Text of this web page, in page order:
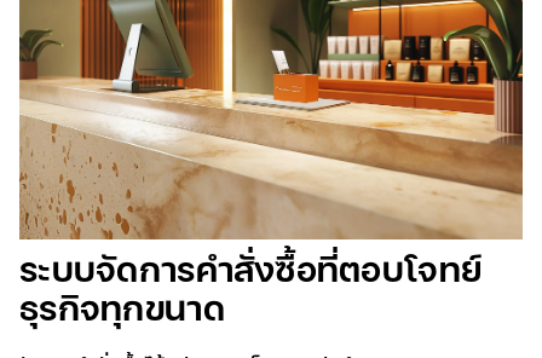
ระบบจัดการคำสั่งซื้อที่ตอบโจทย์
ธุรกิจทุกขนาด